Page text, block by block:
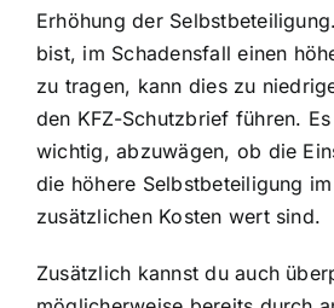
Erhöhung der
bist, im Schadensfall einen
zu tragen, kann dies zu
den KFZ-Schutzbrief führen.
wichtig, abzuwägen, ob die
die höhere Selbstbeteiligung
zusätzlichen Kosten wert sind.
Zusätzlich kannst du auch